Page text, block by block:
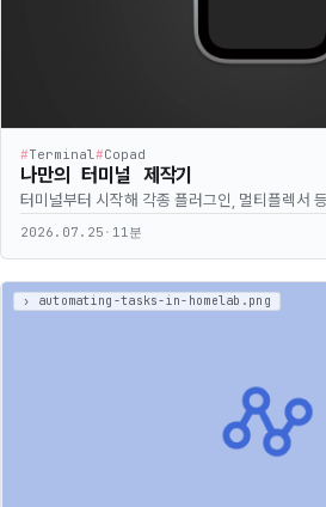
#Terminal#Copad
나만의 터미널 제작기
터미널부터 시작해 각종 플러그인, 멀티플렉서
2026.07.25 · 11분